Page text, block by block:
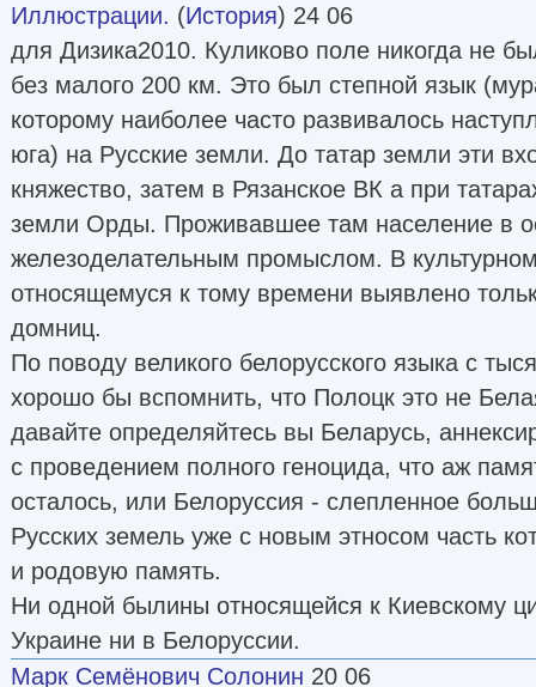
Иллюстрации. (История) 24 06
для Дизика2010. Куликово поле никогда не
без малого 200 км. Это был степной язык
которому наиболее часто развивалось
юга) на Русские земли. До татар земли эти
княжество, затем в Рязанское ВК а при
земли Орды. Проживавшее там население в
железоделательным промыслом. В
относящемуся к тому времени выявлено
домниц.
По поводу великого белорусского языка с
хорошо бы вспомнить, что Полоцк это не
давайте определяйтесь вы Беларусь,
с проведением полного геноцида, что аж
осталось, или Белоруссия - слепленное
Русских земель уже с новым этносом часть
и родовую память.
Ни одной былины относящейся к Киевскому
Украине ни в Белоруссии.
Марк Семёнович Солонин 20 06